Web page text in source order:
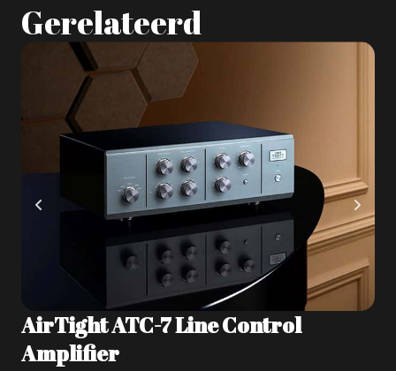
Gerelateerd
AirTight ATC-7 Line Control
Amplifier